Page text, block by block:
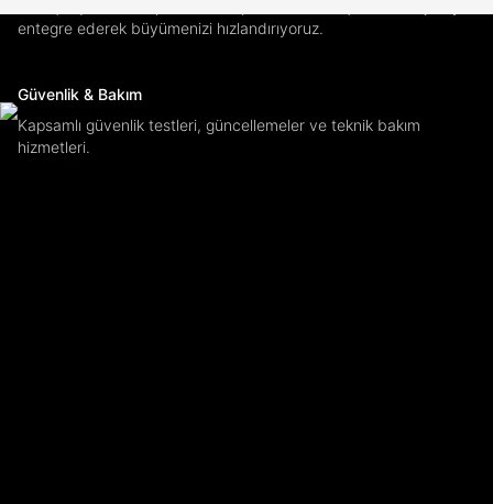
entegre ederek büyümenizi hızlandırıyoruz.
Güvenlik & Bakım
Kapsamlı güvenlik testleri, güncellemeler ve teknik bakım
hizmetleri.